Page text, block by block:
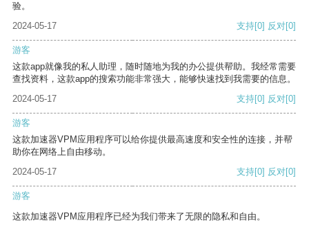
验。
2024-05-17
支持[0] 反对[0]
游客
这款app就像我的私人助理，随时随地为我的办公提供帮助。我经常需要
查找资料，这款app的搜索功能非常强大，能够快速找到我需要的信息。
2024-05-17
支持[0] 反对[0]
游客
这款加速器VPM应用程序可以给你提供最高速度和安全性的连接，并帮
助你在网络上自由移动。
2024-05-17
支持[0] 反对[0]
游客
这款加速器VPM应用程序已经为我们带来了无限的隐私和自由。